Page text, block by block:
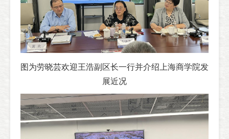
图为劳晓芸欢迎王浩副区长一行并介绍上海商学院发
展近况